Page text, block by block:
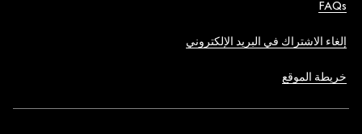
FAQs
إلغاء الاشتراك في البريد الإلكتروني
خريطة الموقع